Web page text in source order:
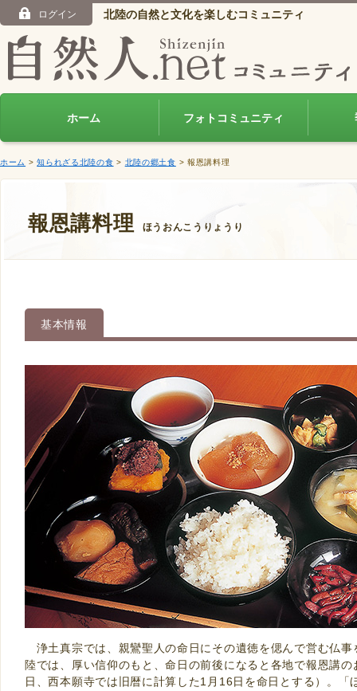
ログイン 北陸の自然と文化を楽しむコミュニティ
ホーム フォトコミュニティ
ホーム >知られざる北陸の食 > 北陸の郷土食 > 報恩講料理
報恩講料理 ほうおんこうりょうり
基本情報
浄土真宗では、親鸞聖人の命日にその遺徳を偲んで営む仏
陸では、厚い信仰のもと、命日の前後になると各地で報恩講
日、西本願寺では旧暦に計算した1月16日を命日とする）。